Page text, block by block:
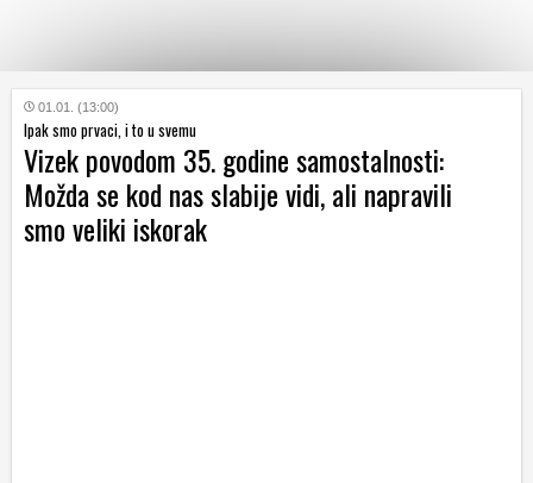
KATEGORIJE
HRVATSKI
WEB
01.01. (13:00)
Ipak smo prvaci, i to u svemu
Vizek povodom 35. godine samostalnosti:
Možda se kod nas slabije vidi, ali napravili
smo veliki iskorak